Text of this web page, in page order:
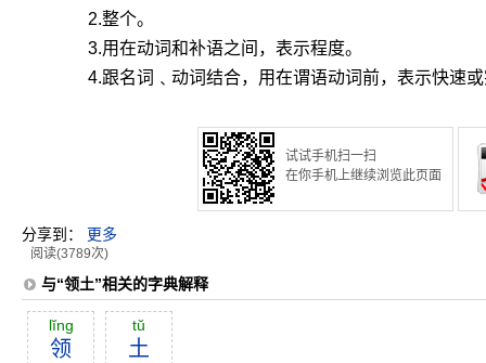
2.整个。
3.用在动词和补语之间，表示程度。
4.跟名词﹑动词结合，用在谓语动词前，表示快速
试试手机扫一扫
在你手机上继续浏览此页面
分享到： 更多
阅读(3789次)
与“领土”相关的字典解释
lĭng
领
tŭ
土